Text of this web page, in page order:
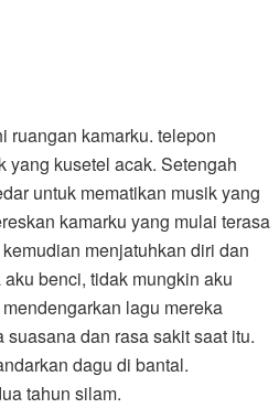
ruangan kamarku. telepon
yang kusetel acak. Setengah
untuk mematikan musik yang
kamarku yang mulai terasa
menjatuhkan diri dan
benci, tidak mungkin aku
lagu mereka
dan rasa sakit saat itu.
dagu di bantal.
tahun silam.